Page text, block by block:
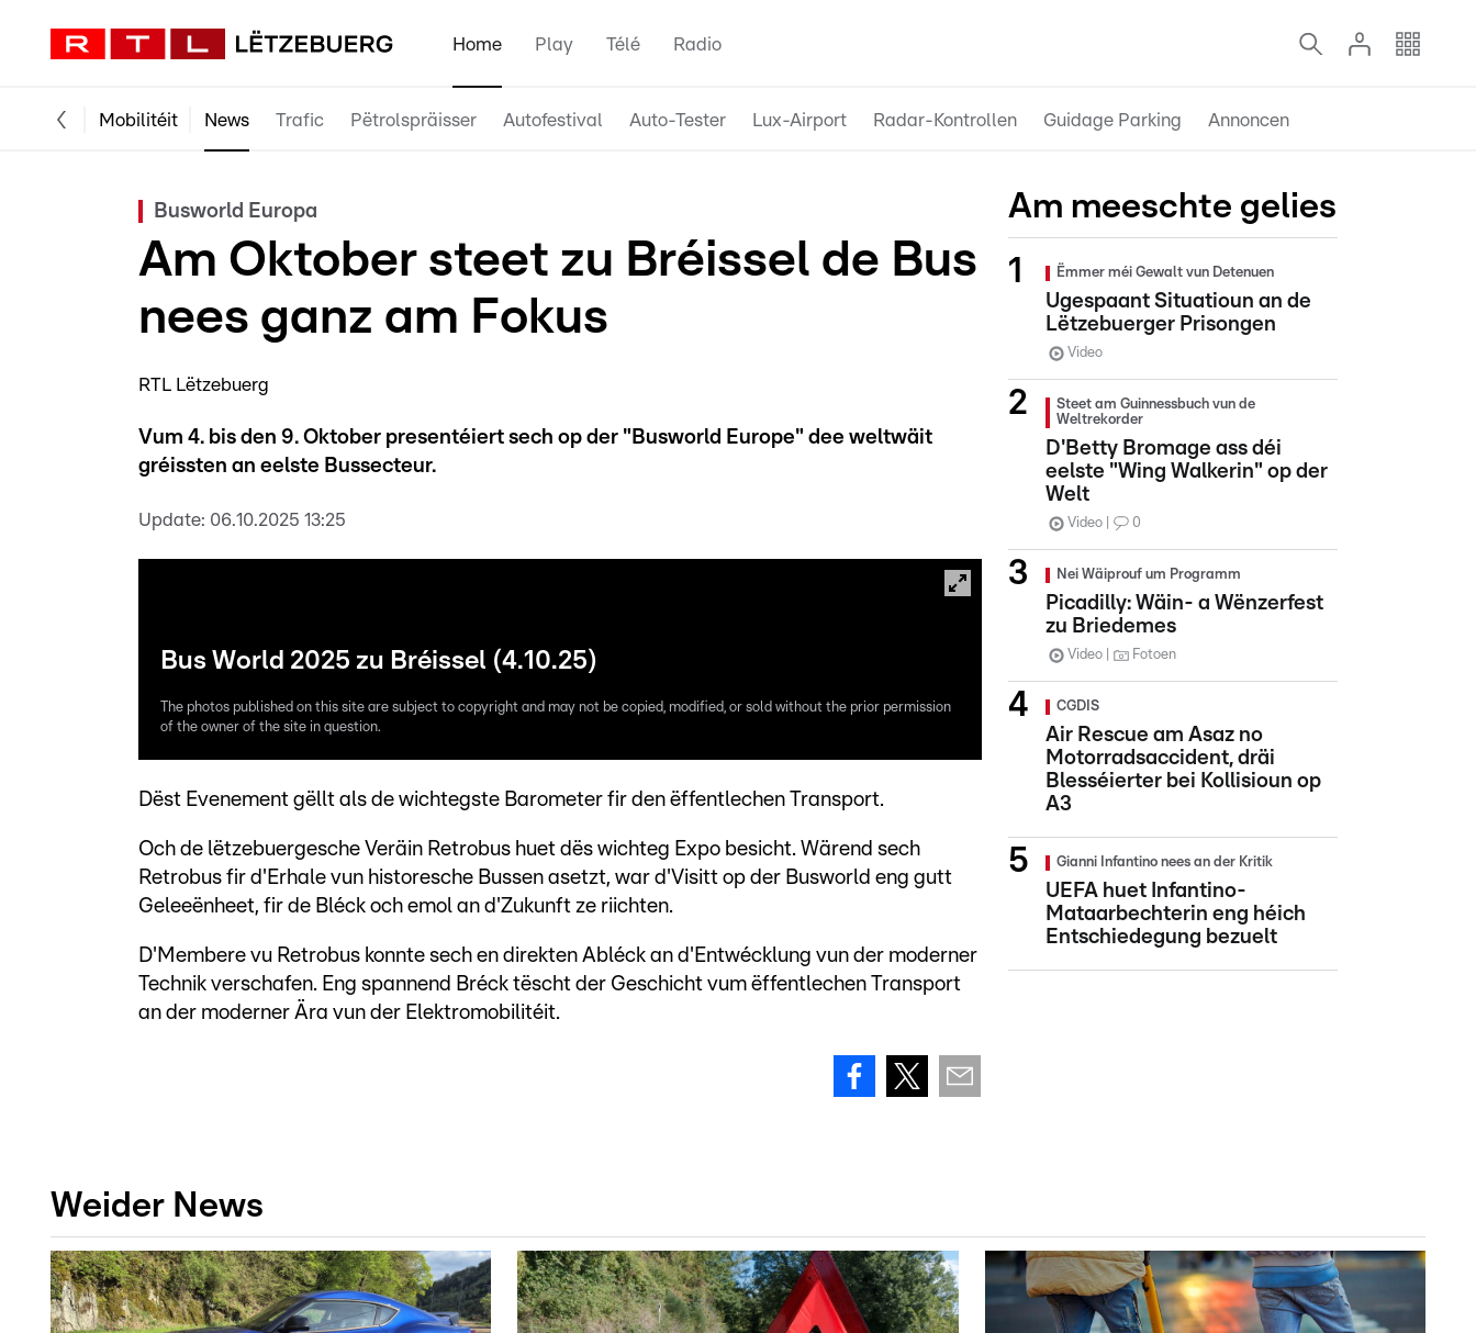
Home Play Télé Radio
Mobilitéit News Trafic Pëtrolspräisser Autofestival Auto-Tester Lux-Airport Radar-Kontrollen Guidage Parking Annoncen
Busworld Europa
Am Oktober steet zu Bréissel de Bus
nees ganz am Fokus
RTL Lëtzebuerg
Vum 4. bis den 9. Oktober presentéiert sech op der "Busworld Europe" dee weltwäit
gréissten an eelste Bussecteur.
Update: 06.10.2025 13:25
Bus World 2025 zu Bréissel (4.10.25)
The photos published on this site are subject to copyright and may not be copied, modified, or sold without the prior permission
of the owner of the site in question.
Dëst Evenement gëllt als de wichtegste Barometer fir den ëffentlechen Transport.
Och de lëtzebuergesche Veräin Retrobus huet dës wichteg Expo besicht. Wärend sech
Retrobus fir d'Erhale vun historesche Bussen asetzt, war d'Visitt op der Busworld eng gutt
Geleeënheet, fir de Bléck och emol an d'Zukunft ze riichten.
D'Membere vu Retrobus konnte sech en direkten Abléck an d'Entwécklung vun der moderner
Technik verschafen. Eng spannend Bréck tëscht der Geschicht vum ëffentlechen Transport
an der moderner Ära vun der Elektromobilitéit.
Am meeschte gelies
Ëmmer méi Gewalt vun Detenuen
Ugespaant Situatioun an de
Lëtzebuerger Prisongen
Video
Steet am Guinnessbuch vun de
Weltrekorder
D'Betty Bromage ass déi
eelste "Wing Walkerin" op der
Welt
Video 0
Nei Wäiprouf um Programm
Picadilly: Wäin- a Wënzerfest
zu Briedemes
Video Fotoen
CGDIS
Air Rescue am Asaz no
Motorradsaccident, dräi
Blesséierter bei Kollisioun op
A3
Gianni Infantino nees an der Kritik
UEFA huet Infantino-
Mataarbechterin eng héich
Entschiedegung bezuelt
Weider News